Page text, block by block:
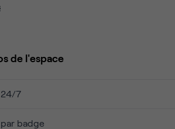
incluses :
24 et 7j/7
convient parfaitement à une équipe
son accès permanent, vous gardez une
de l'espace
7
badge